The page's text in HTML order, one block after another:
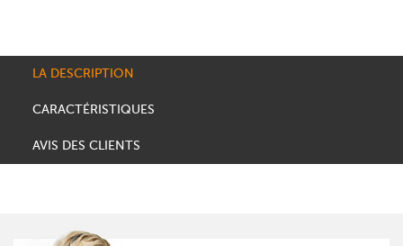
LA DESCRIPTION
CARACTÉRISTIQUES
AVIS DES CLIENTS